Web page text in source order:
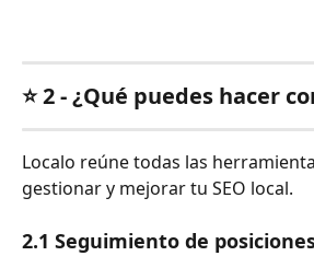
⭐ 2 - ¿Qué puedes hacer
Localo reúne todas las
gestionar y mejorar tu SEO local.
2.1 Seguimiento de